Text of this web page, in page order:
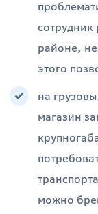
сотрудник
районе,
этого
на
магазин
можно